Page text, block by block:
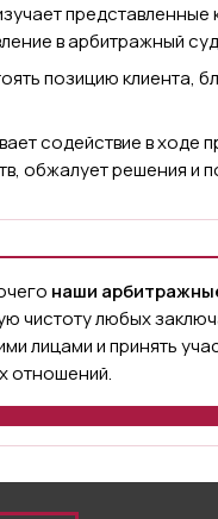
в арбитражный
позицию клиента,
содействие в ходе
обжалует решения и
наши
чистоту любых
лицами и принять
отношений.